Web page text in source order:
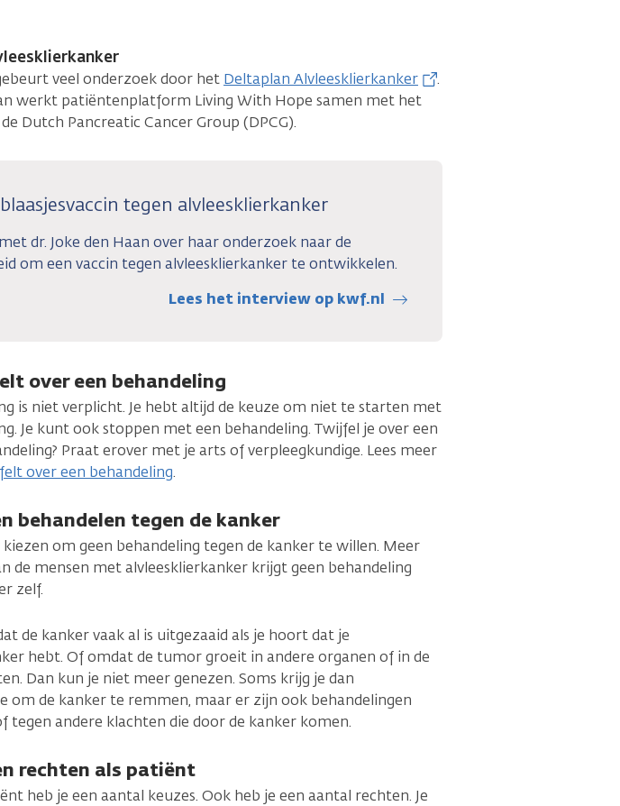
veel onderzoek door het Deltaplan Alvleesklierkanker
.
werkt patiëntenplatform Living With Hope samen met het
Dutch Pancreatic Cancer Group (DPCG).
tegen alvleesklierkanker
dr. Joke den Haan over haar onderzoek naar de
om een vaccin tegen alvleesklierkanker te ontwikkelen.
Lees het interview op kwf.nl
over een behandeling
is niet verplicht. Je hebt altijd de keuze om niet te starten met
Je kunt ook stoppen met een behandeling. Twijfel je over een
Praat erover met je arts of verpleegkundige. Lees meer
over een behandeling.
behandelen tegen de kanker
om geen behandeling tegen de kanker te willen. Meer
de mensen met alvleesklierkanker krijgt geen behandeling
zelf.
de kanker vaak al is uitgezaaid als je hoort dat je
hebt. Of omdat de tumor groeit in andere organen of in de
Dan kun je niet meer genezen. Soms krijg je dan
om de kanker te remmen, maar er zijn ook behandelingen
tegen andere klachten die door de kanker komen.
rechten als patiënt
heb je een aantal keuzes. Ook heb je een aantal rechten. Je